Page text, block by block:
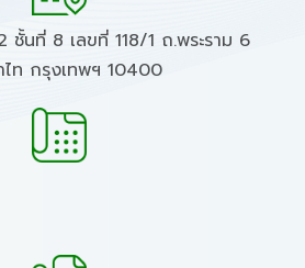
ชั้นที่ 8 เลขที่ 118/1 ถ.พระราม 6
ท กรุงเทพฯ 10400